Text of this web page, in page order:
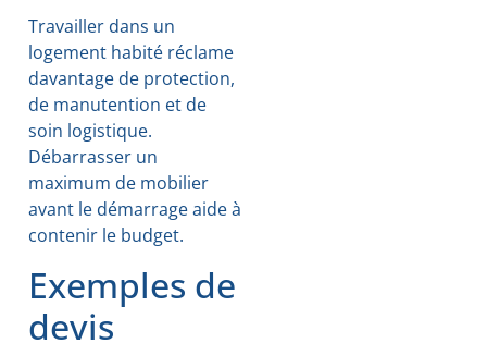
Travailler dans un
logement habité réclame
davantage de protection,
de manutention et de
soin logistique.
Débarrasser un
maximum de mobilier
avant le démarrage aide à
contenir le budget.
Exemples de
devis